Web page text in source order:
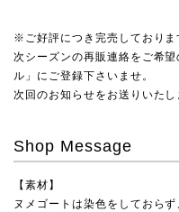
※ご好評につき完売しておりま
次シーズンの再販連絡をご希
ル」にご登録下さいませ。
次回のお知らせをお送りいたし
Shop Message
【素材】
ヌメゴートは染色をしておら